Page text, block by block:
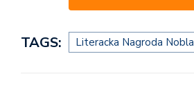
TAGS: Literacka Nagroda Nobla